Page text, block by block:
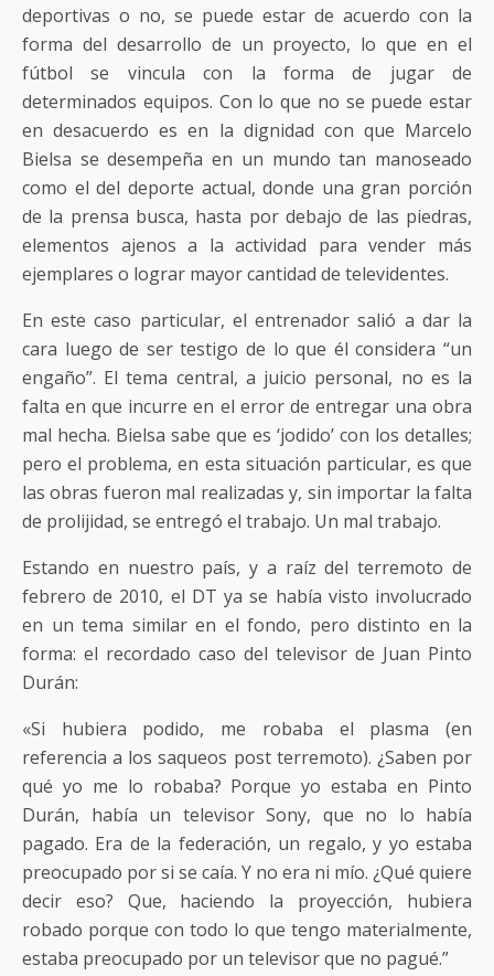
deportivas o no, se puede estar de acuerdo con la
forma del desarrollo de un proyecto, lo que en el
fútbol se vincula con la forma de jugar de
determinados equipos. Con lo que no se puede estar
en desacuerdo es en la dignidad con que Marcelo
Bielsa se desempeña en un mundo tan manoseado
como el del deporte actual, donde una gran porción
de la prensa busca, hasta por debajo de las piedras,
elementos ajenos a la actividad para vender más
ejemplares o lograr mayor cantidad de televidentes.
En este caso particular, el entrenador salió a dar la
cara luego de ser testigo de lo que él considera “un
engaño”. El tema central, a juicio personal, no es la
falta en que incurre en el error de entregar una obra
mal hecha. Bielsa sabe que es ‘jodido’ con los detalles;
pero el problema, en esta situación particular, es que
las obras fueron mal realizadas y, sin importar la falta
de prolijidad, se entregó el trabajo. Un mal trabajo.
Estando en nuestro país, y a raíz del terremoto de
febrero de 2010, el DT ya se había visto involucrado
en un tema similar en el fondo, pero distinto en la
forma: el recordado caso del televisor de Juan Pinto
Durán:
«Si hubiera podido, me robaba el plasma (en
referencia a los saqueos post terremoto). ¿Saben por
qué yo me lo robaba? Porque yo estaba en Pinto
Durán, había un televisor Sony, que no lo había
pagado. Era de la federación, un regalo, y yo estaba
preocupado por si se caía. Y no era ni mío. ¿Qué quiere
decir eso? Que, haciendo la proyección, hubiera
robado porque con todo lo que tengo materialmente,
estaba preocupado por un televisor que no pagué.”